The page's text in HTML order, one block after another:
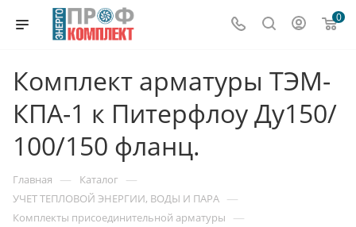
0
Комплект арматуры ТЭМ-
КПА-1 к Питерфлоу Ду150/
100/150 фланц.
Главная — Каталог —
УЧЕТ ТЕПЛОВОЙ ЭНЕРГИИ, ВОДЫ И ПАРА —
Комплекты присоединительной арматуры —